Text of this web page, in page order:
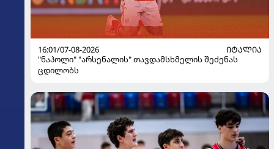
16:01/07-08-2026
ᲘᲢᲐᲚᲘᲐ
"ნაპოლი" "არსენალის" თავდამსხმელის შეძენას
ცდილობს